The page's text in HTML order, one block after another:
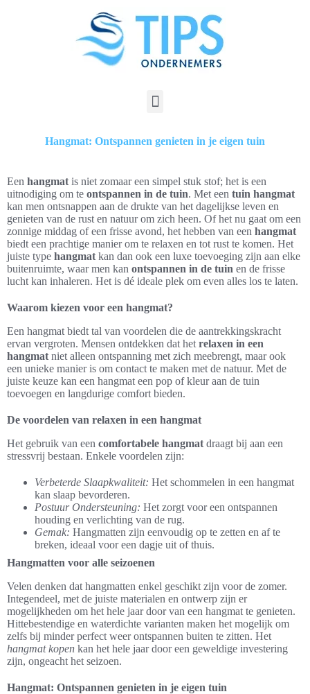
Hangmat: Ontspannen genieten in je eigen tuin
Een hangmat is niet zomaar een simpel stuk stof; het is een
uitnodiging om te ontspannen in de tuin. Met een tuin hangmat
kan men ontsnappen aan de drukte van het dagelijkse leven en
genieten van de rust en natuur om zich heen. Of het nu gaat om een
zonnige middag of een frisse avond, het hebben van een hangmat
biedt een prachtige manier om te relaxen en tot rust te komen. Het
juiste type hangmat kan dan ook een luxe toevoeging zijn aan elke
buitenruimte, waar men kan ontspannen in de tuin en de frisse
lucht kan inhaleren. Het is dé ideale plek om even alles los te laten.
Waarom kiezen voor een hangmat?
Een hangmat biedt tal van voordelen die de aantrekkingskracht
ervan vergroten. Mensen ontdekken dat het relaxen in een
hangmat niet alleen ontspanning met zich meebrengt, maar ook
een unieke manier is om contact te maken met de natuur. Met de
juiste keuze kan een hangmat een pop of kleur aan de tuin
toevoegen en langdurige comfort bieden.
De voordelen van relaxen in een hangmat
Het gebruik van een comfortabele hangmat draagt bij aan een
stressvrij bestaan. Enkele voordelen zijn:
Verbeterde Slaapkwaliteit: Het schommelen in een hangmat
kan slaap bevorderen.
Postuur Ondersteuning: Het zorgt voor een ontspannen
houding en verlichting van de rug.
Gemak: Hangmatten zijn eenvoudig op te zetten en af te
breken, ideaal voor een dagje uit of thuis.
Hangmatten voor alle seizoenen
Velen denken dat hangmatten enkel geschikt zijn voor de zomer.
Integendeel, met de juiste materialen en ontwerp zijn er
mogelijkheden om het hele jaar door van een hangmat te genieten.
Hittebestendige en waterdichte varianten maken het mogelijk om
zelfs bij minder perfect weer ontspannen buiten te zitten. Het
hangmat kopen kan het hele jaar door een geweldige investering
zijn, ongeacht het seizoen.
Hangmat: Ontspannen genieten in je eigen tuin